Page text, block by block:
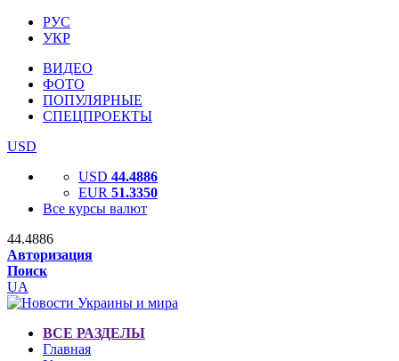
РУС
УКР
ВИДЕО
ФОТО
ПОПУЛЯРНЫЕ
СПЕЦПРОЕКТЫ
USD
USD 44.4886
EUR 51.3350
Все курсы валют
44.4886
Авторизация
Поиск
UA
ВСЕ РАЗДЕЛЫ
Главная